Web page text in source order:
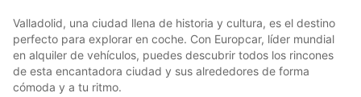
Valladolid, una ciudad llena de historia y cultura, es el destino
perfecto para explorar en coche. Con Europcar, líder mundial
en alquiler de vehículos, puedes descubrir todos los rincones
de esta encantadora ciudad y sus alrededores de forma
cómoda y a tu ritmo.